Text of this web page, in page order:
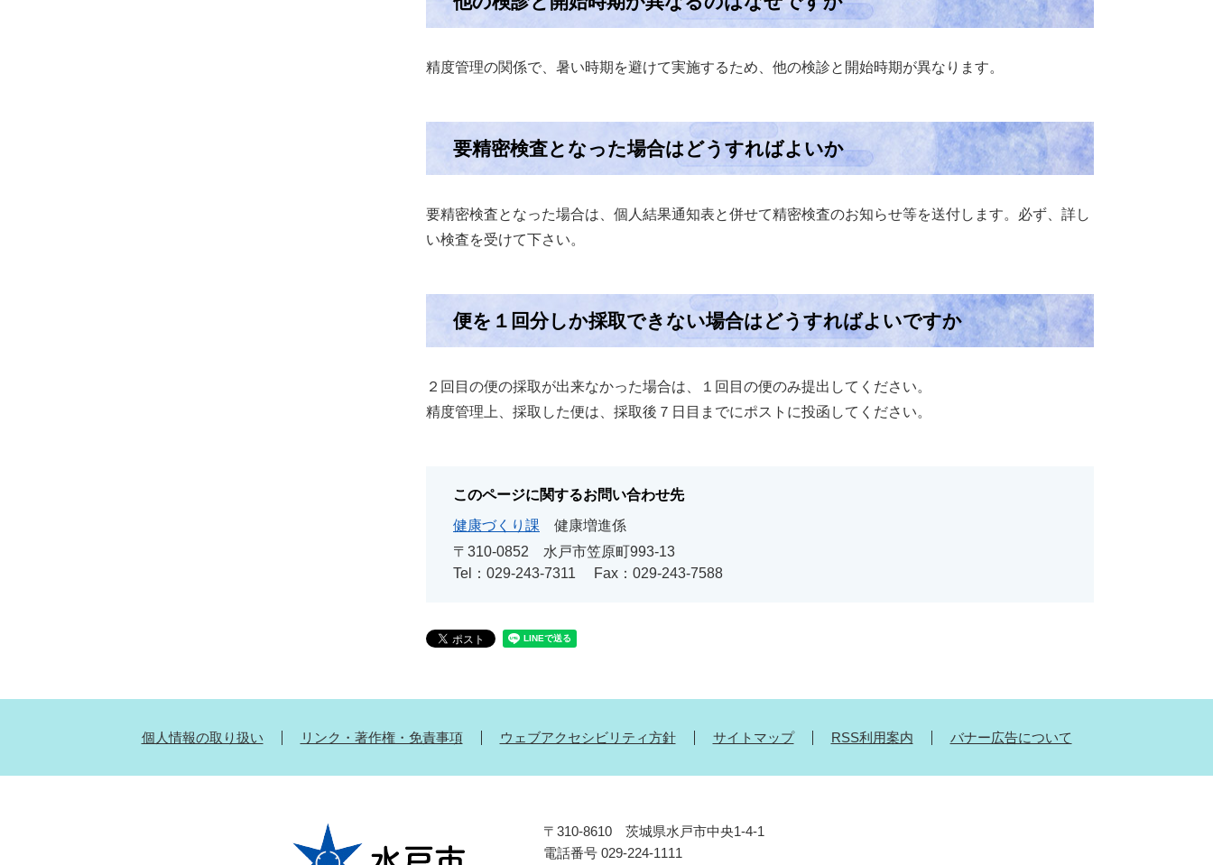
精度管理の関係で、暑い時期を避けて実施するため、他の検診と開始時期が異なります。
要精密検査となった場合はどうすればよいか
要精密検査となった場合は、個人結果通知表と併せて精密検査のお知らせ等を送付します。必ず、詳し
い検査を受けて下さい。
便を１回分しか採取できない場合はどうすればよいですか
２回目の便の採取が出来なかった場合は、１回目の便のみ提出してください。
精度管理上、採取した便は、採取後７日目までにポストに投函してください。
このページに関するお問い合わせ先
健康づくり課
健康増進係
〒310-0852
水戸市笠原町993-13
Tel：029-243-7311
Fax：029-243-7588
個人情報の取り扱い リンク・著作権・免責事項 ウェブアクセシビリティ方針 サイトマップ RSS利用案内 バナー広告について
〒310-8610 茨城県水戸市中央1-4-1
電話番号 029-224-1111